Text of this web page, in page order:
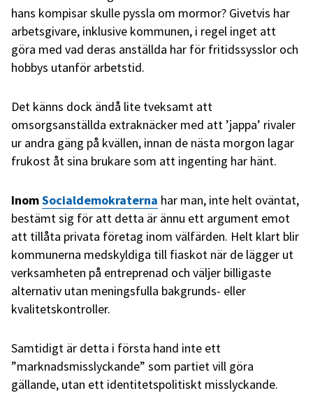
hans kompisar skulle pyssla om mormor? Givetvis har
arbetsgivare, inklusive kommunen, i regel inget att
göra med vad deras anställda har för fritidssysslor och
hobbys utanför arbetstid.
Det känns dock ändå lite tveksamt att
omsorgsanställda extraknäcker med att ’jappa’ rivaler
ur andra gäng på kvällen, innan de nästa morgon lagar
frukost åt sina brukare som att ingenting har hänt.
InomSocialdemokraterna har man, inte helt oväntat,
bestämt sig för att detta är ännu ett argument emot
att tillåta privata företag inom välfärden. Helt klart blir
kommunerna medskyldiga till fiaskot när de lägger ut
verksamheten på entreprenad och väljer billigaste
alternativ utan meningsfulla bakgrunds- eller
kvalitetskontroller.
Samtidigt är detta i första hand inte ett
”marknadsmisslyckande” som partiet vill göra
gällande, utan ett identitetspolitiskt misslyckande.